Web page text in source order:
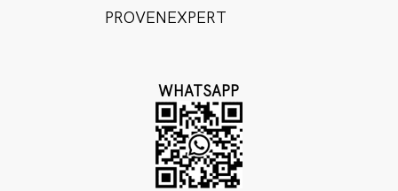
PROVENEXPERT
WHATSAPP